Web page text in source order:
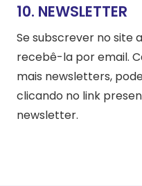
10. NEWSLETTER
Se subscrever no site
recebê-la por email.
mais newsletters,
clicando no link
newsletter.